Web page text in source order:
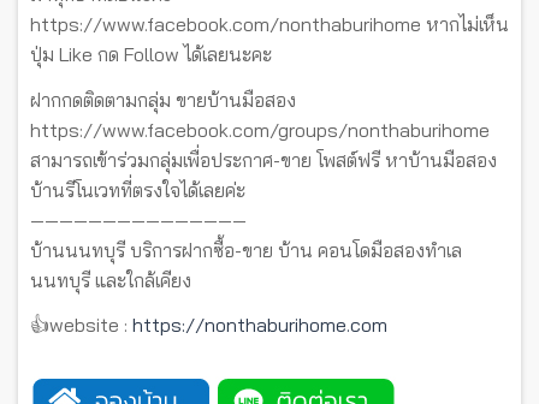
https://www.facebook.com/nonthaburihome หากไม่เห็น
ปุ่ม Like กด Follow ได้เลยนะคะ
ฝากกดติดตามกลุ่ม ขายบ้านมือสอง
https://www.facebook.com/groups/nonthaburihome
สามารถเข้าร่วมกลุ่มเพื่อประกาศ-ขาย โพสต์ฟรี หาบ้านมือสอง
บ้านรีโนเวทที่ตรงใจได้เลยค่ะ
———————————————
บ้านนนทบุรี บริการฝากซื้อ-ขาย บ้าน คอนโดมือสองทำเล
นนทบุรี และใกล้เคียง
👍website : https://nonthaburihome.com